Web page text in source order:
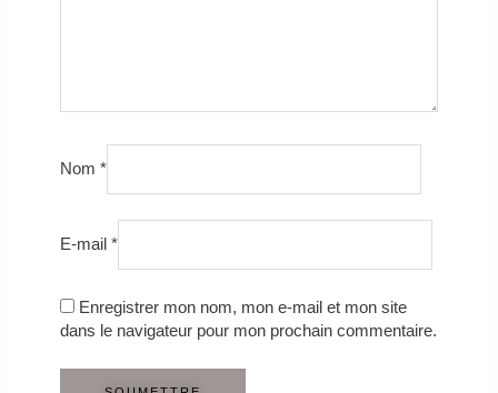
Nom *
E-mail *
Enregistrer mon nom, mon e-mail et mon site
dans le navigateur pour mon prochain commentaire.